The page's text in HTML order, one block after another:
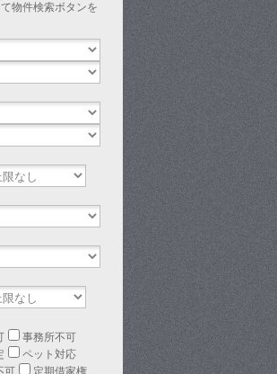
物件検索ボタンを
事務所不可
ペット対応
可
定期借家権